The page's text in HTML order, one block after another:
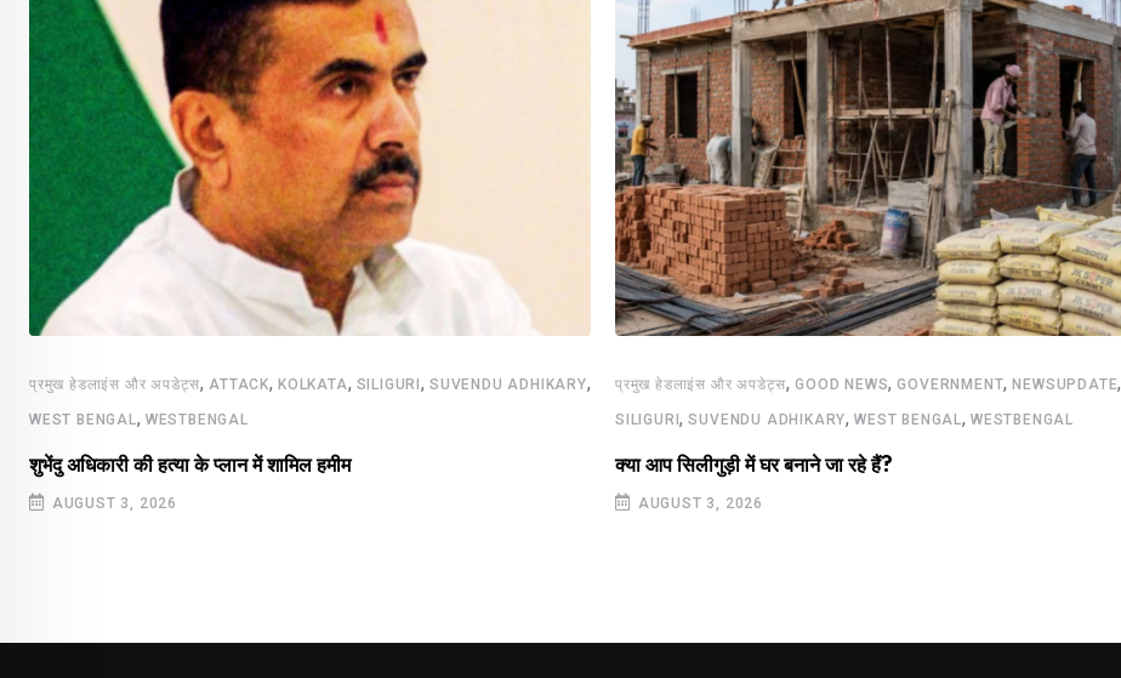
प्रमुख हेडलाइंस और अपडेट्स,ATTACK,KOLKATA, SILIGURI,SUVENDU ADHIKARY,
WEST BENGAL, WESTBENGAL
शुभेंदु अधिकारी की हत्या के प्लान में शामिल हमीम
AUGUST 3, 2026
प्रमुख हेडलाइंस और अपडेट्स,GOOD NEWS,GOVERNMENT,NEWSUPDATE,
SILIGURI,SUVENDU ADHIKARY,WEST BENGAL,WESTBENGAL
क्या आप सिलीगुड़ी में घर बनाने जा रहे हैं?
AUGUST 3, 2026